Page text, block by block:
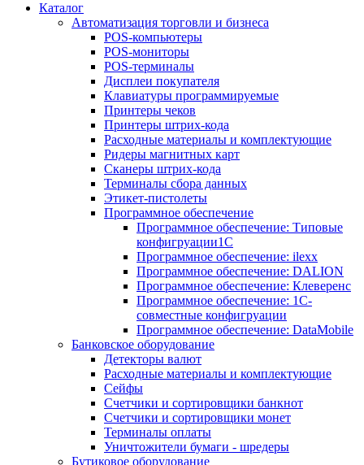
Каталог
Автоматизация торговли и бизнеса
POS-компьютеры
POS-мониторы
POS-терминалы
Дисплеи покупателя
Клавиатуры программируемые
Принтеры чеков
Принтеры штрих-кода
Расходные материалы и комплектующие
Ридеры магнитных карт
Сканеры штрих-кода
Терминалы сбора данных
Этикет-пистолеты
Программное обеспечение
Программное обеспечение: Типовые
конфигруации1С
Программное обеспечение: ilexx
Программное обеспечение: DALION
Программное обеспечение: Клеверенс
Программное обеспечение: 1С-
совместные конфигруации
Программное обеспечение: DataMobile
Банковское оборудование
Детекторы валют
Расходные материалы и комплектующие
Сейфы
Счетчики и сортировщики банкнот
Счетчики и сортировщики монет
Терминалы оплаты
Уничтожители бумаги - шредеры
Бутиковое оборудование